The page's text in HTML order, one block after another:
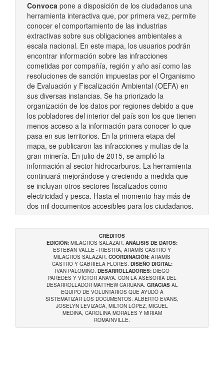
Convoca pone a disposición de los ciudadanos una
herramienta interactiva que, por primera vez, permite
conocer el comportamiento de las industrias
extractivas sobre sus obligaciones ambientales a
escala nacional. En este mapa, los usuarios podrán
encontrar información sobre las infracciones
cometidas por compañía, región y año así como las
resoluciones de sanción impuestas por el Organismo
de Evaluación y Fiscalización Ambiental (OEFA) en
sus diversas instancias. Se ha priorizado la
organización de los datos por regiones debido a que
los pobladores del interior del país son los que tienen
menos acceso a la información para conocer lo que
pasa en sus territorios. En la primera etapa del
mapa, se publicaron las infracciones y multas de la
gran minería. En julio de 2015, se amplió la
información al sector hidrocarburos. La herramienta
continuará mejorándose y creciendo a medida que
se incluyan otros sectores fiscalizados como
electricidad y pesca. Hasta el momento hay más de
dos mil documentos accesibles para los ciudadanos.
CRÉDITOS
EDICIÓN: MILAGROS SALAZAR. ANÁLISIS DE DATOS:
ESTEBAN VALLE - RIESTRA, ARAMÍS CASTRO Y
MILAGROS SALAZAR. COORDINACIÓN: ARAMÍS
CASTRO Y GABRIELA FLORES. DISEÑO DIGITAL:
IVAN PALOMINO. DESARROLLADORES:DIEGO
PAREDES Y VÍCTOR ANAYA. CON LA ASESORÍA DEL
DESARROLLADOR MATTHEW CARUANA. GRACIASAL
EQUIPO DE VOLUNTARIOS QUE AYUDÓ A
SISTEMATIZAR LOS DOCUMENTOS: ALBERTO EVANS,
JOSELYN LEVIZACA, MILTON LÓPEZ, MIGUEL
MEDINA, CAROLINA MORALES Y MIRIAM
ROMAINVILLE.